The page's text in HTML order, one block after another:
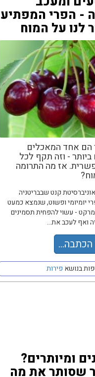
- הפרי המפתיע
לנו על המוח
הם אחד המאכלים
ביותר - וזה תקף לכל
אז מה התרומה
קנט שבבריטניה
יומיומי ופשוט, שנמצא כמעט
- עשוי להפחית תסמינים
ואף לעכב את...
בנושא פירות
ומיותרים?
שסותר את מה